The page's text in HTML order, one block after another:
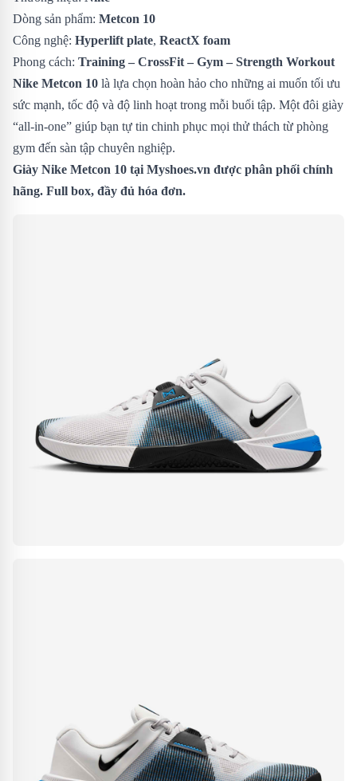
Dòng sản phẩm: Metcon 10
Công nghệ: Hyperlift plate, ReactX foam
Phong cách: Training – CrossFit – Gym – Strength Workout
Nike Metcon 10 là lựa chọn hoàn hảo cho những ai muốn tối ưu
sức mạnh, tốc độ và độ linh hoạt trong mỗi buổi tập. Một đôi giày
“all-in-one” giúp bạn tự tin chinh phục mọi thử thách từ phòng
gym đến sàn tập chuyên nghiệp.
Giày Nike Metcon 10 tại Myshoes.vn được phân phối chính
hãng. Full box, đầy đủ hóa đơn.